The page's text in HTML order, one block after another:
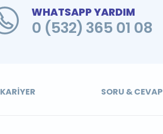
WHATSAPP YARDIM
0 (532) 365 01 08
KARIYER SORU & CEVAP